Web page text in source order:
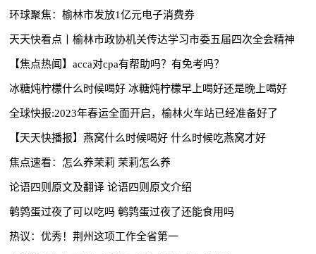
环球聚焦：榆林市发放1亿元电子消费券
天天快看点丨榆林市政协机关传达学习市委五届四次全会精神
【焦点热闻】acca对cpa有帮助吗？有免考吗？
冰糖炖柠檬什么时候喝好 冰糖炖柠檬早上喝好还是晚上喝好
全球快报:2023年春运全面开启，榆林火车站已经准备好了
【天天快播报】燕窝什么时候喝好 什么时候吃燕窝才好
焦点速看：怎么养茉莉 茉莉怎么养
论语四则原文及翻译 论语四则原文介绍
鹌鹑蛋过夜了可以吃吗 鹌鹑蛋过夜了还能食用吗
热议：优秀！荆州这项工作全省第一